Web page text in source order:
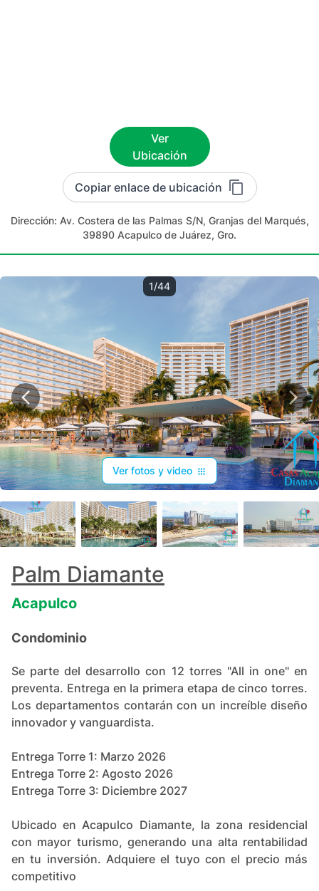
Ver
Ubicación
Copiar enlace de ubicación
Dirección: Av. Costera de las Palmas S/N, Granjas del Marqués,
39890 Acapulco de Juárez, Gro.
1/44
Ver fotos y video
Palm Diamante
Acapulco
Condominio
Se parte del desarrollo con 12 torres "All in one" en
preventa. Entrega en la primera etapa de cinco torres.
Los departamentos contarán con un increíble diseño
innovador y vanguardista.
Entrega Torre 1: Marzo 2026
Entrega Torre 2: Agosto 2026
Entrega Torre 3: Diciembre 2027
Ubicado en Acapulco Diamante, la zona residencial
con mayor turismo, generando una alta rentabilidad
en tu inversión. Adquiere el tuyo con el precio más
competitivo